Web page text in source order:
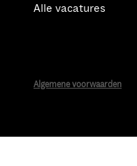
Alle vacatures
Algemene voorwaarden